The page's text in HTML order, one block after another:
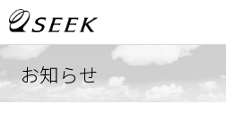
お知らせ